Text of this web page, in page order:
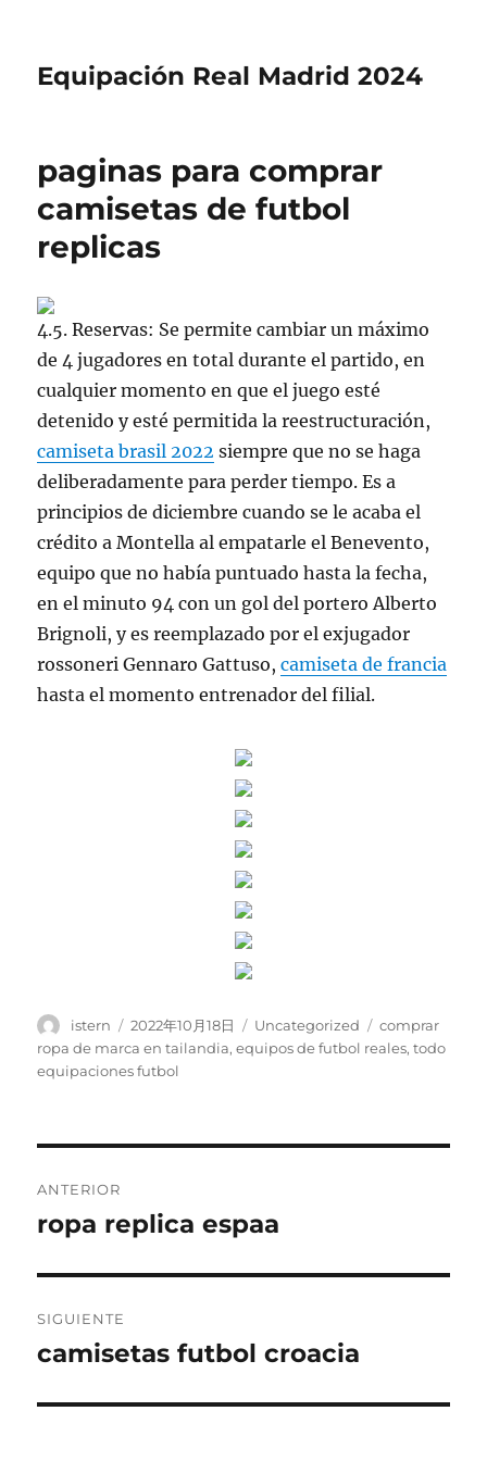
Equipación Real Madrid 2024
paginas para comprar
camisetas de futbol
replicas
4.5. Reservas: Se permite cambiar un máximo
de 4 jugadores en total durante el partido, en
cualquier momento en que el juego esté
detenido y esté permitida la reestructuración,
camiseta brasil 2022 siempre que no se haga
deliberadamente para perder tiempo. Es a
principios de diciembre cuando se le acaba el
crédito a Montella al empatarle el Benevento,
equipo que no había puntuado hasta la fecha,
en el minuto 94 con un gol del portero Alberto
Brignoli, y es reemplazado por el exjugador
rossoneri Gennaro Gattuso,camiseta de francia
hasta el momento entrenador del filial.
Autor
istern
Publicado
el
2022年10月18日 Categorías
Uncategorized Etiquetas
comprar
ropa de marca en tailandia,equipos de futbol reales,todo
equipaciones futbol
de
ANTERIOR
Entrada
ropa replica espaa
SIGUIENTE
Entrada
camisetas futbol croacia